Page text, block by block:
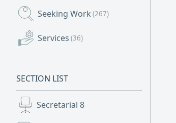
Seeking Work (267)
Services (36)
SECTION LIST
Secretarial 8